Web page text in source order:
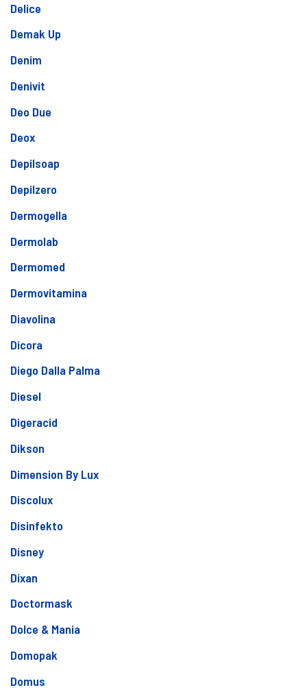
Delice
Demak Up
Denim
Denivit
Deo Due
Deox
Depilsoap
Depilzero
Dermogella
Dermolab
Dermomed
Dermovitamina
Diavolina
Dicora
Diego Dalla Palma
Diesel
Digeracid
Dikson
Dimension By Lux
Discolux
Disinfekto
Disney
Dixan
Doctormask
Dolce & Mania
Domopak
Domus